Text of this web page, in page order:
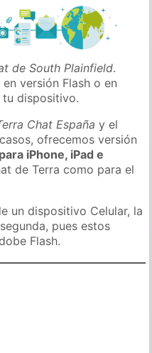
de South Plainfield.
versión Flash o en
tu dispositivo.
Chat España y el
ofrecemos versión
iPhone, iPad e
de Terra como para el
un dispositivo Celular, la
pues estos
Flash.